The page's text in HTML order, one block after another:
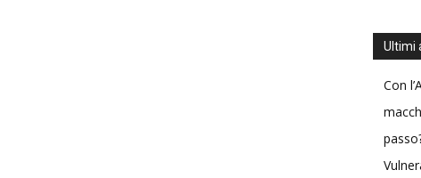
Ultimi
Con